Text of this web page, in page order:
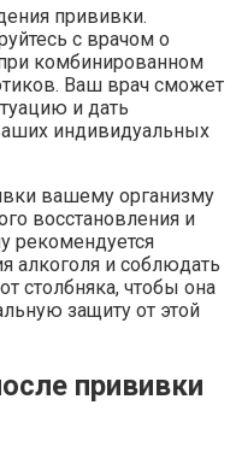
прививки.
с врачом о
комбинированном
Ваш врач сможет
и дать
индивидуальных
вашему организму
восстановления и
рекомендуется
алкоголя и соблюдать
столбняка, чтобы она
защиту от этой
прививки